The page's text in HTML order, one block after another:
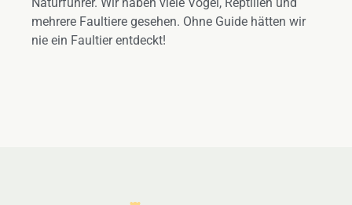
mehrere Faultiere gesehen. Ohne Guide hätten wir
nie ein Faultier entdeckt!